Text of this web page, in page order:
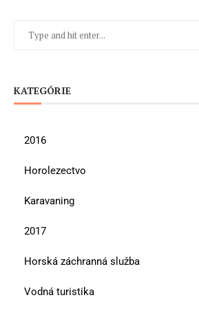
KATEGÓRIE
2016
Horolezectvo
Karavaning
2017
Horská záchranná služba
Vodná turistika